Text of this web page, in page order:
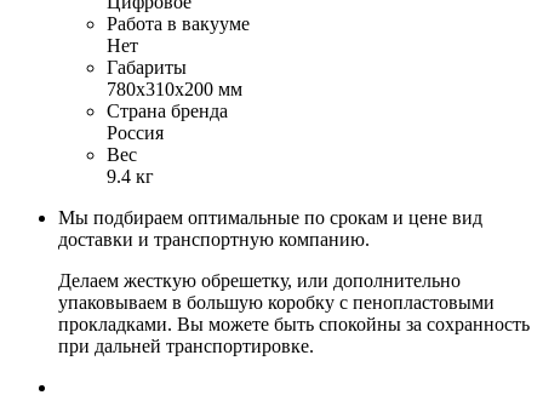
Работа в вакууме
Нет
Габариты
780х310х200 мм
Страна бренда
Россия
Вес
9.4 кг
Мы подбираем оптимальные по срокам и цене вид
доставки и транспортную компанию.
Делаем жесткую обрешетку, или дополнительно
упаковываем в большую коробку с пенопластовыми
прокладками. Вы можете быть спокойны за сохранность
при дальней транспортировке.